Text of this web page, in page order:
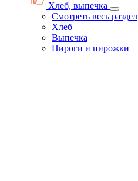
Хлеб, выпечка
Смотреть весь раздел
Хлеб
Выпечка
Пироги и пирожки